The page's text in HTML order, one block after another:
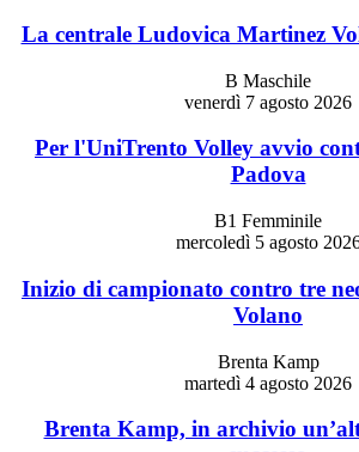
La centrale Ludovica Martinez
B Maschile
venerdì 7 agosto 2026
Per l'UniTrento Volley avvio
Padova
B1 Femminile
mercoledì 5 agosto
Inizio di campionato contro tre
Volano
Brenta Kamp
martedì 4 agosto 2026
Brenta Kamp, in archivio